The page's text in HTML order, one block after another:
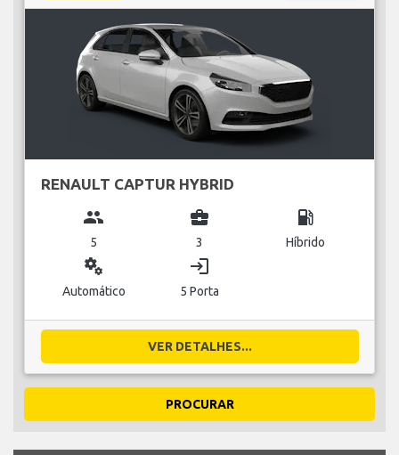
RENAULT CAPTUR HYBRID
group
5
business_center
3
local_gas_station
Híbrido
miscellaneous_services
Automático
login
5 Porta
VER DETALHES...
PROCURAR